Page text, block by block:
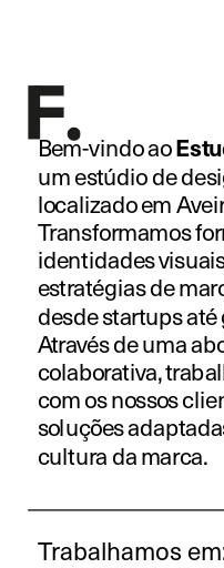
Bem-vindo ao
um estúdio de
localizado em
Transformamos
identidades
estratégias de
desde startups até
Através de uma
colaborativa,
com os nossos
soluções
cultura da marca.
Trabalhamos